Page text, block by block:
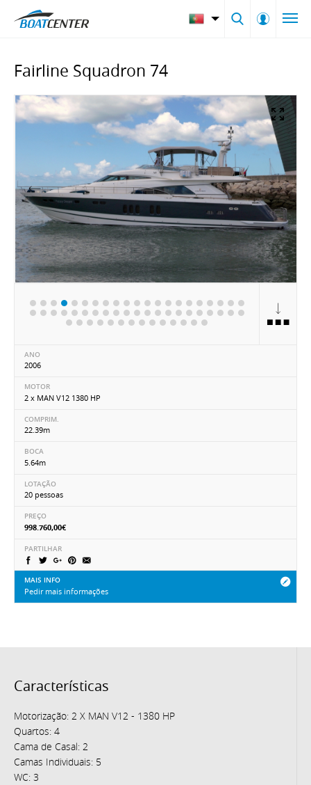
Fairline Squadron 74
ANO
2006
MOTOR
2 x MAN V12 1380 HP
COMPRIM.
22.39m
BOCA
5.64m
LOTAÇÃO
20 pessoas
PREÇO
998.760,00€
PARTILHAR
MAIS INFO
Pedir mais informações
Características
Motorização: 2 X MAN V12 - 1380 HP
Quartos: 4
Cama de Casal: 2
Camas Individuais: 5
WC: 3